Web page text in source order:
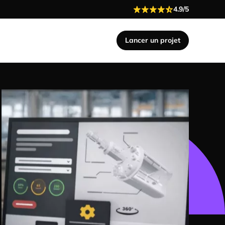
4.9/5
Lancer un projet